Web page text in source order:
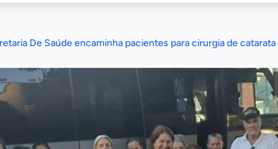
De Saúde encaminha pacientes para cirurgia de catarata